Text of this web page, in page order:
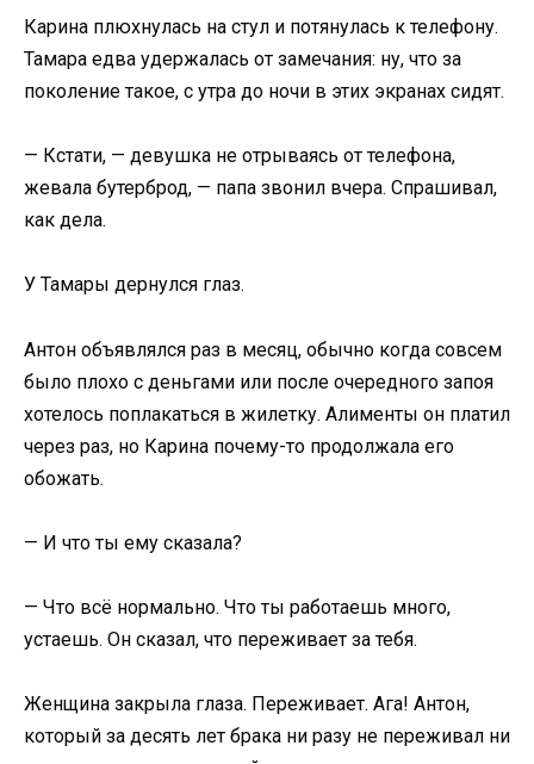
Карина плюхнулась на стул и потянулась к телефону.
Тамара едва удержалась от замечания: ну, что за
поколение такое, с утра до ночи в этих экранах сидят.
— Кстати, — девушка не отрываясь от телефона,
жевала бутерброд, — папа звонил вчера. Спрашивал,
как дела.
У Тамары дернулся глаз.
Антон объявлялся раз в месяц, обычно когда совсем
было плохо с деньгами или после очередного запоя
хотелось поплакаться в жилетку. Алименты он платил
через раз, но Карина почему-то продолжала его
обожать.
— И что ты ему сказала?
— Что всё нормально. Что ты работаешь много,
устаешь. Он сказал, что переживает за тебя.
Женщина закрыла глаза. Переживает. Ага! Антон,
который за десять лет брака ни разу не переживал ни